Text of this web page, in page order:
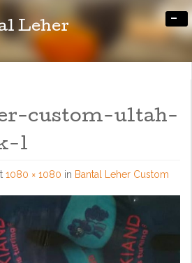
Leher -
custom-ultah-
1
1080 × 1080 in Bantal Leher Custom